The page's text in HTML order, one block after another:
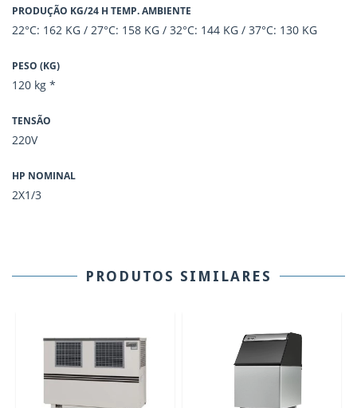
PRODUÇÃO KG/24 H TEMP. AMBIENTE
22°C: 162 KG / 27°C: 158 KG / 32°C: 144 KG / 37°C: 130 KG
PESO (KG)
120 kg *
TENSÃO
220V
HP NOMINAL
2X1/3
PRODUTOS SIMILARES